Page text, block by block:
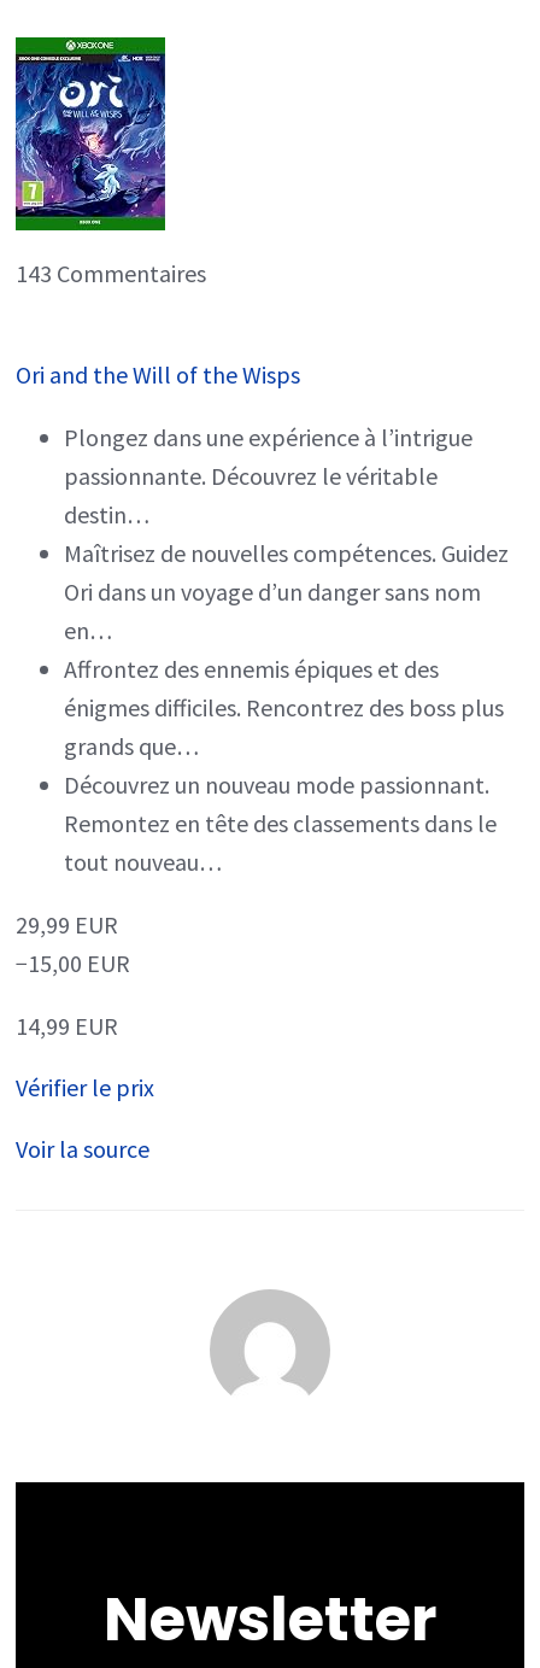
143 Commentaires
Ori and the Will of the Wisps
Plongez dans une expérience à l’intrigue
passionnante. Découvrez le véritable
destin…
Maîtrisez de nouvelles compétences. Guidez
Ori dans un voyage d’un danger sans nom
en…
Affrontez des ennemis épiques et des
énigmes difficiles. Rencontrez des boss plus
grands que…
Découvrez un nouveau mode passionnant.
Remontez en tête des classements dans le
tout nouveau…
29,99 EUR
−15,00 EUR
14,99 EUR
Vérifier le prix
Voir la source
Newsletter